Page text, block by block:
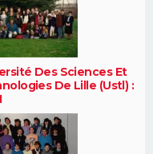
Des Sciences Et
De Lille (Ustl) :